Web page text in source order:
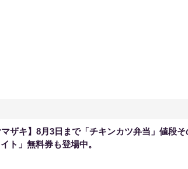
マザキ】8月3日まで「チキンカツ弁当」値段
ト」無料券も登場中。